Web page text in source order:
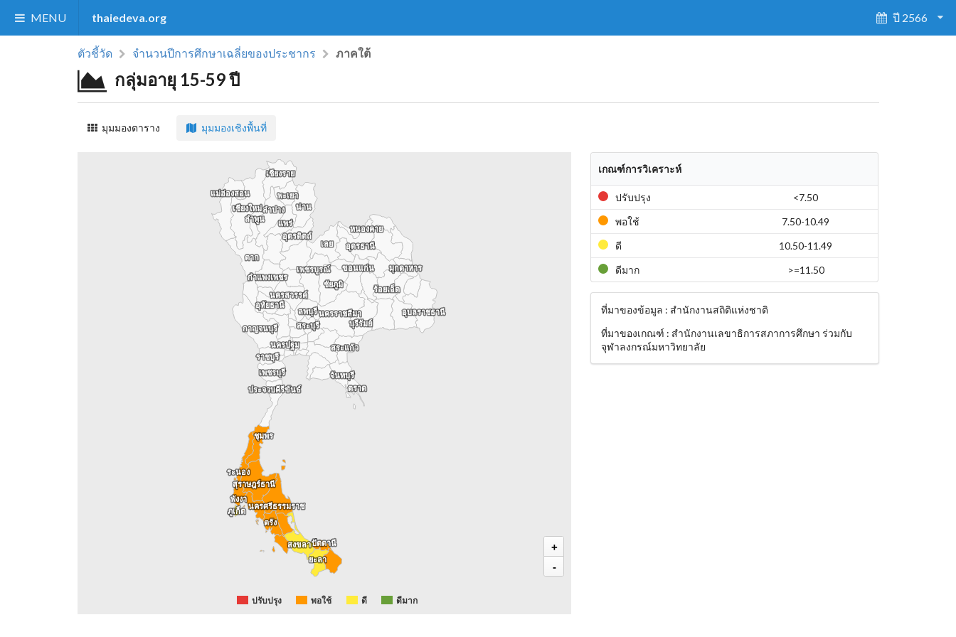
MENU thaiedeva.org ปี 2566
ตัวชี้วัด จำนวนปีการศึกษาเฉลี่ยของประชากร ภาคใต้
กลุ่มอายุ 15-59 ปี
มุมมองตาราง มุมมองเชิงพื้นที่
+
-
ชุมพร
ชุมพร
ตรัง
ตรัง
นครศรีธรรมราช
นครศรีธรรมราช
ปัตตานี
ปัตตานี
พังงา
พังงา
ภูเก็ต
ภูเก็ต
ยะลา
ยะลา
ระนอง
ระนอง
สงขลา
สงขลา
สุราษฎร์ธานี
สุราษฎร์ธานี
แพร่
แพร่
จันทบุรี
จันทบุรี
ตราด
ตราด
พะเยา
พะเยา
กำแพงเพชร
กำแพงเพชร
ลพบุรี
ลพบุรี
นครปฐม
นครปฐม
เพชรบุรี
เพชรบุรี
บุรีรัมย์
บุรีรัมย์
ขอนแก่น
ขอนแก่น
เพชรบูรณ์
เพชรบูรณ์
ร้อยเอ็ด
ร้อยเอ็ด
เลย
เลย
หนองคาย
หนองคาย
มุกดาหาร
มุกดาหาร
เชียงใหม่
เชียงใหม่
ลำพูน
ลำพูน
น่าน
น่าน
ลำปาง
ลำปาง
กาญจนบุรี
กาญจนบุรี
ตาก
ตาก
ประจวบคีรีขันธ์
ประจวบคีรีขันธ์
อุบลราชธานี
อุบลราชธานี
สระแก้ว
สระแก้ว
นครราชสีมา
นครราชสีมา
แม่ฮ่องสอน
แม่ฮ่องสอน
เชียงราย
เชียงราย
อุตรดิตถ์
อุตรดิตถ์
อุทัยธานี
อุทัยธานี
นครสวรรค์
นครสวรรค์
สระบุรี
สระบุรี
ราชบุรี
ราชบุรี
ชัยภูมิ
ชัยภูมิ
อุดรธานี
อุดรธานี
ปรับปรุง พอใช้ ดี ดีมาก
เกณฑ์การวิเคราะห์
ปรับปรุง
<7.50
พอใช้
7.50-10.49
ดี
10.50-11.49
ดีมาก
>=11.50
ที่มาของข้อมูล : สำนักงานสถิติแห่งชาติ
ที่มาของเกณฑ์ : สำนักงานเลขาธิการสภาการศึกษา ร่วมกับ
จุฬาลงกรณ์มหาวิทยาลัย